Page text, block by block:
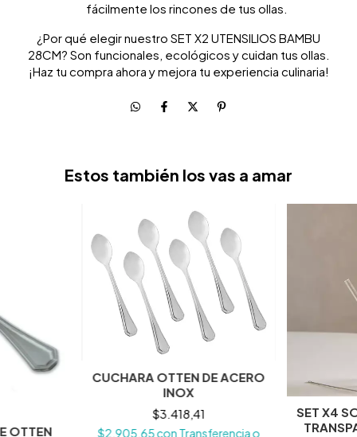
fácilmente los rincones de tus ollas.
¿Por qué elegir nuestro SET X2 UTENSILIOS BAMBU
28CM? Son funcionales, ecológicos y cuidan tus ollas.
¡Haz tu compra ahora y mejora tu experiencia culinaria!
Estos también los vas a amar
OTTEN
CUCHARA OTTEN DE ACERO
INOX
$3.418,41
$2.905,65conTransferencia o
SET X4